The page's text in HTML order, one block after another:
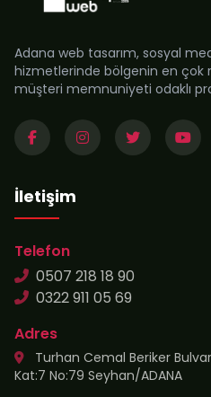
Adana web tasarım, sosyal
hizmetlerinde bölgenin en çok
müşteri memnuniyeti odaklı
İletişim
Telefon
0507 218 18 90
0322 911 05 69
Adres
Turhan Cemal Beriker
Kat:7 No:79 Seyhan/ADANA